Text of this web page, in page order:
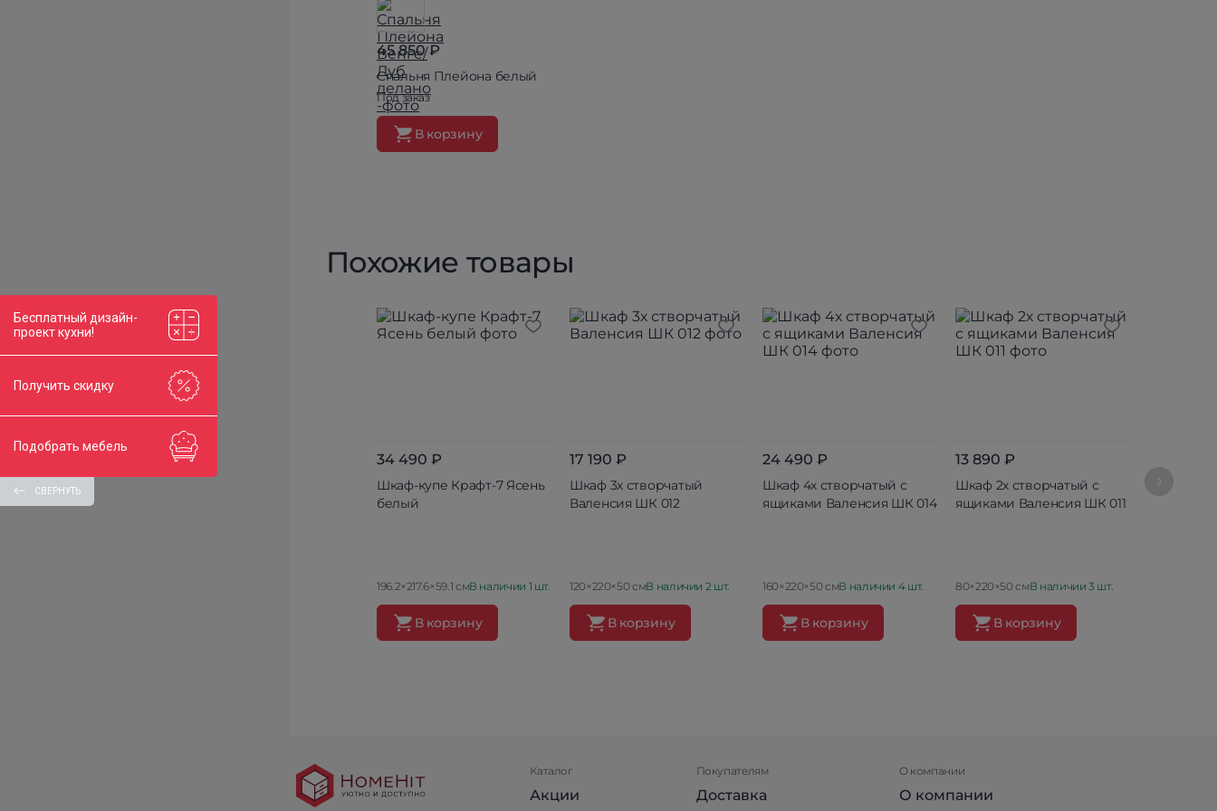
45 850 ₽
Спальня Плейона белый
Под заказ
В корзину
Похожие товары
34 490 ₽
Шкаф-купе Крафт-7 Ясень
белый
196.2×217.6×59.1 смВ наличии 1 шт.
В корзину
17 190 ₽
Шкаф 3х створчатый
Валенсия ШК 012
120×220×50 смВ наличии 2 шт.
В корзину
24 490 ₽
Шкаф 4х створчатый с
ящиками Валенсия ШК 014
160×220×50 смВ наличии 4 шт.
В корзину
13 890 ₽
Шкаф 2х створчатый с
ящиками Валенсия ШК 011
80×220×50 смВ наличии 3 шт.
В корзину
Каталог
Акции
Покупателям
Доставка
О компании
О компании
Бесплатный дизайн-
проект кухни!
Получить скидку
Подобрать мебель
СВЕРНУТЬ